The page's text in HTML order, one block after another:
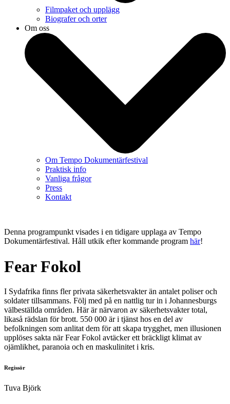
Filmpaket och upplägg
Biografer och orter
Om oss
Om Tempo Dokumentärfestival
Praktisk info
Vanliga frågor
Press
Kontakt
Denna programpunkt visades i en tidigare upplaga av Tempo
Dokumentärfestival. Håll utkik efter kommande program här!
Fear Fokol
I Sydafrika finns fler privata säkerhetsvakter än antalet poliser och
soldater tillsammans. Följ med på en nattlig tur in i Johannesburgs
välbeställda områden. Här är närvaron av säkerhetsvakter total,
likaså rädslan för brott. 550 000 är i tjänst hos en del av
befolkningen som anlitat dem för att skapa trygghet, men illusionen
upplöses sakta när Fear Fokol avtäcker ett bräckligt klimat av
ojämlikhet, paranoia och en maskulinitet i kris.
Regissör
Tuva Björk